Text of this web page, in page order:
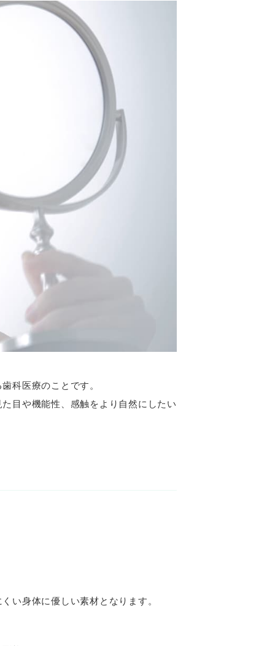
科医療のことです。
目や機能性、感触をより自然にしたい
い身体に優しい素材となります。